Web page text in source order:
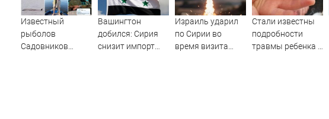
Известный
рыболов
Садовников
Вашингтон
добился: Сирия
снизит импорт
Израиль ударил
по Сирии во
время визита
Стали известны
подробности
травмы ребенка в